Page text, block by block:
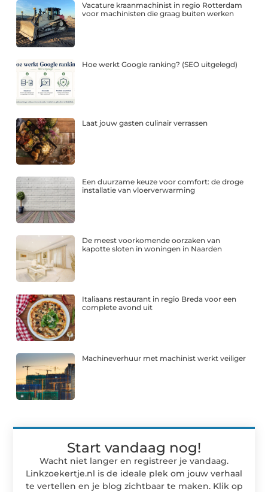
Vacature kraanmachinist in regio Rotterdam
voor machinisten die graag buiten werken
Hoe werkt Google ranking? (SEO uitgelegd)
Laat jouw gasten culinair verrassen
Een duurzame keuze voor comfort: de droge
installatie van vloerverwarming
De meest voorkomende oorzaken van
kapotte sloten in woningen in Naarden
Italiaans restaurant in regio Breda voor een
complete avond uit
Machineverhuur met machinist werkt veiliger
Start vandaag nog!
Wacht niet langer en registreer je vandaag.
Linkzoekertje.nl is de ideale plek om jouw verhaal
te vertellen en je blog zichtbaar te maken. Klik op